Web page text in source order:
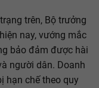
trên, Bộ trưởng
nay, vướng mắc
bảo đảm được hài
người dân. Doanh
hạn chế theo quy